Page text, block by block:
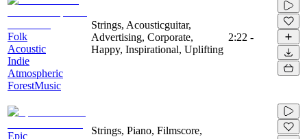
Folk
Acoustic
Indie
Atmospheric
ForestMusic
Strings, Acousticguitar,
Advertising, Corporate,
Happy, Inspirational, Uplifting
2:22 -
Epic
Strings, Piano, Filmscore,